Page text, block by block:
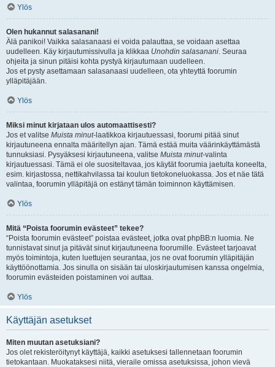
Ylös
Olen hukannut salasanani!
Älä panikoi! Vaikka salasanaasi ei voida palauttaa, se voidaan asettaa
uudelleen. Käy kirjautumissivulla ja klikkaa Unohdin salasanani. Seuraa
ohjeita ja sinun pitäisi kohta pystyä kirjautumaan uudelleen.
Jos et pysty asettamaan salasanaasi uudelleen, ota yhteyttä foorumin
ylläpitäjään.
Ylös
Miksi minut kirjataan ulos automaattisesti?
Jos et valitse Muista minut-laatikkoa kirjautuessasi, foorumi pitää sinut
kirjautuneena ennalta määritellyn ajan. Tämä estää muita väärinkäyttämästä
tunnuksiasi. Pysyäksesi kirjautuneena, valitse Muista minut-valinta
kirjautuessasi. Tämä ei ole suositeltavaa, jos käytät foorumia jaetulta koneelta,
esim. kirjastossa, nettikahvilassa tai koulun tietokoneluokassa. Jos et näe tätä
valintaa, foorumin ylläpitäjä on estänyt tämän toiminnon käyttämisen.
Ylös
Mitä “Poista foorumin evästeet” tekee?
“Poista foorumin evästeet” poistaa evästeet, jotka ovat phpBB:n luomia. Ne
tunnistavat sinut ja pitävät sinut kirjautuneena foorumille. Evästeet tarjoavat
myös toimintoja, kuten luettujen seurantaa, jos ne ovat foorumin ylläpitäjän
käyttöönottamia. Jos sinulla on sisään tai uloskirjautumisen kanssa ongelmia,
foorumin evästeiden poistaminen voi auttaa.
Ylös
Käyttäjän asetukset
Miten muutan asetuksiani?
Jos olet rekisteröitynyt käyttäjä, kaikki asetuksesi tallennetaan foorumin
tietokantaan. Muokataksesi niitä, vieraile omissa asetuksissa, johon vievä